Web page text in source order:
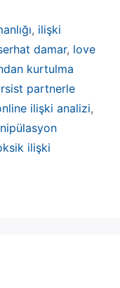
, ilişki
damar, love
kurtulma
partnerle
ilişki analizi,
ilişki